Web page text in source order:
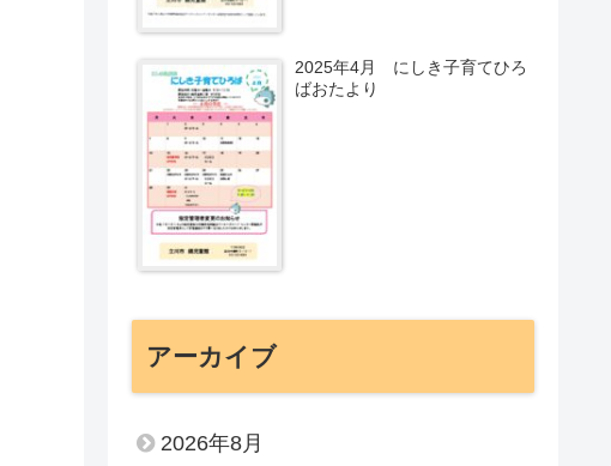
2025年4月 にしき子育てひろ
ばおたより
アーカイブ
2026年8月